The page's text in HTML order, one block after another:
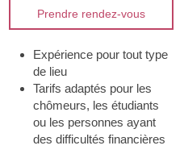
Prendre rendez-vous
Expérience pour tout type
de lieu
Tarifs adaptés pour les
chômeurs, les étudiants
ou les personnes ayant
des difficultés financières